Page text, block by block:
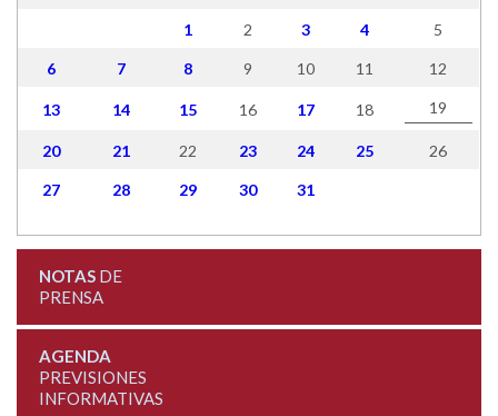
1 2 3 4 5
6 7 8 9 10 11 12
13 14 15 16 17 18 19
20 21 22 23 24 25 26
27 28 29 30 31
NOTASDE
PRENSA
AGENDA
PREVISIONES
INFORMATIVAS